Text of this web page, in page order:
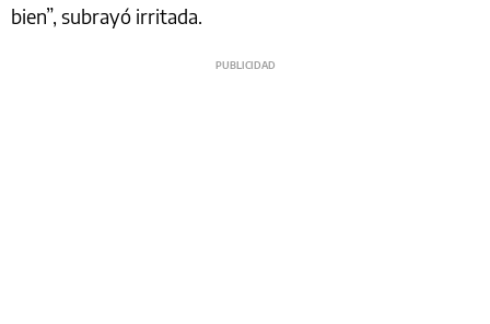
bien”, subrayó irritada.